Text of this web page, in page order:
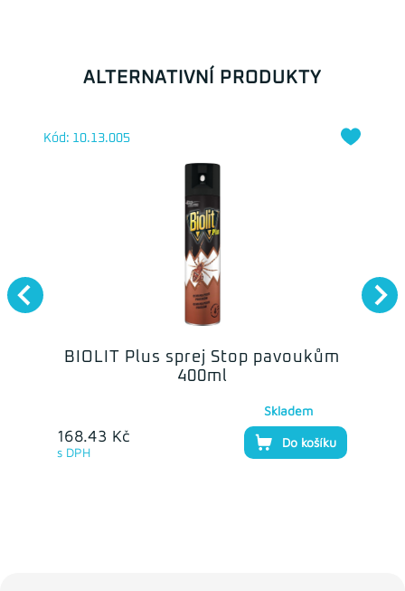
ALTERNATIVNÍ PRODUKTY
BIOLIT Plus sprej Stop pavoukům
400ml
Kód: 10.13.005
168.43 Kč
s DPH
Skladem
Do košíku